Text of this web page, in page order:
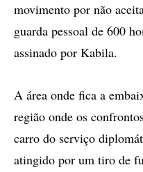
movimento por não
guarda pessoal de 600
assinado por Kabila.
A área onde fica a
região onde os
carro do serviço
atingido por um tiro de